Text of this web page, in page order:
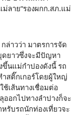
ลาย”รองผกก.สภ.แม่
ล่าวว่า มาตรการจัด
ดยาวซึ่งจะมีปัญหา
ขึ้นแม่กำปองดังนี้ รถ
สติ๊กเกอร์โดยผู้ใหญ่
เส้นทางเชื่อมต่อ
อกไปทางลำปางก็จะ
รับรถนักท่องเที่ยวจะ